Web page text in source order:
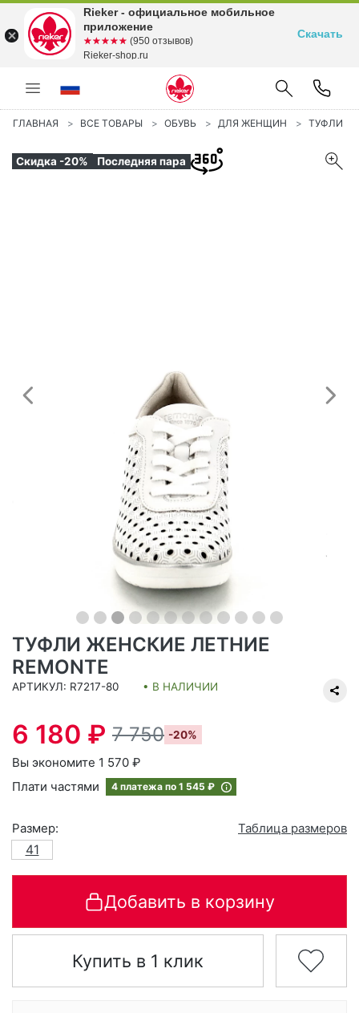
ГЛАВНАЯ ВСЕ ТОВАРЫ ОБУВЬ ДЛЯ ЖЕНЩИН ТУФЛИ
Скидка -20% Последняя пара
Предыдущий
ТУФЛИ ЖЕНСКИЕ ЛЕТНИЕ
REMONTE
АРТИКУЛ: R7217-80 • В НАЛИЧИИ
6 180 ₽ 7 750 -20%
Вы экономите 1 570 ₽
Плати частями
4 платежа по 1 545 ₽
Размер:
Таблица размеров
41
Добавить в корзину
Купить в 1 клик
Rieker - официальное мобильное
приложение
☆☆☆☆☆
★★★★★ (950 отзывов)
Rieker-shop.ru
Скачать